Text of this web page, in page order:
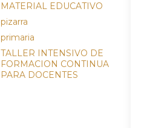
MATERIAL EDUCATIVO
pizarra
primaria
TALLER INTENSIVO DE
FORMACION CONTINUA
PARA DOCENTES